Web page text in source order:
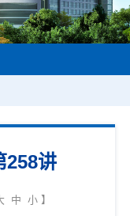
258讲
中 小】